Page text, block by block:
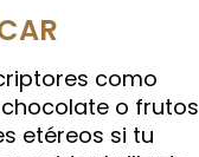
como
o frutos
etéreos si tu